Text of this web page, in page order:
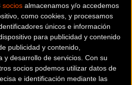
socios almacenamos y/o accedemos
como cookies, y procesamos
únicos e información
para publicidad y contenido
publicidad y contenido,
y desarrollo de servicios. Con su
socios podemos utilizar datos de
e identificación mediante las